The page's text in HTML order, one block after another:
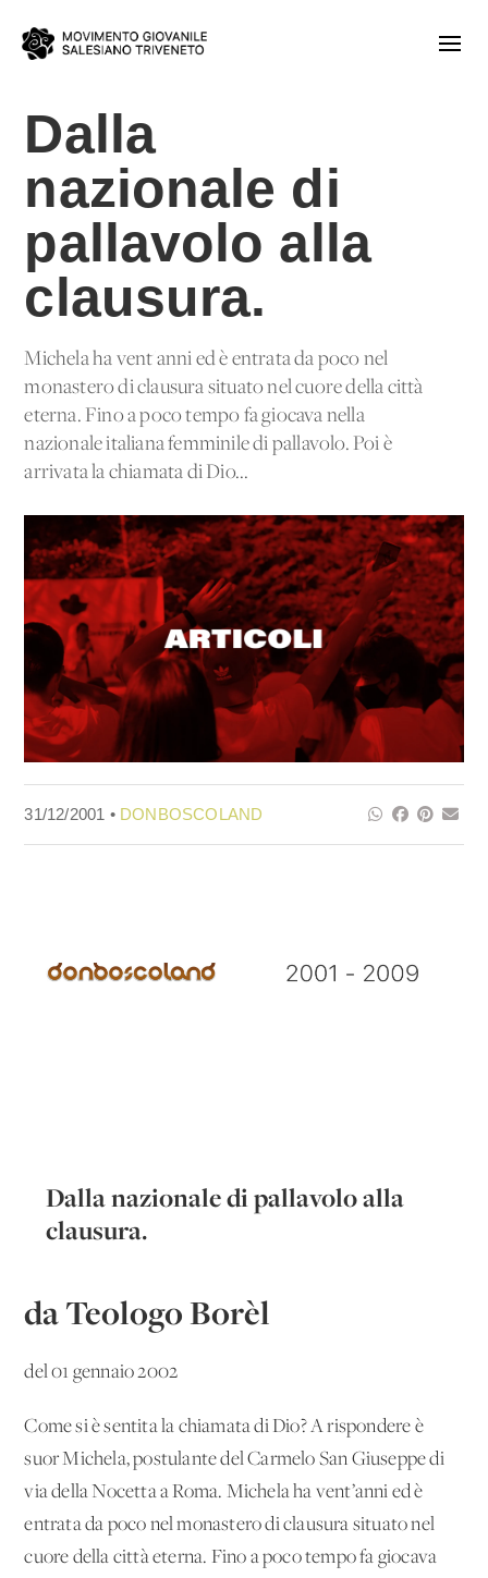
Dalla
nazionale di
pallavolo alla
clausura.
Michela ha vent'anni ed è entrata da poco nel
monastero di clausura situato nel cuore della città
eterna. Fino a poco tempo fa giocava nella
nazionale italiana femminile di pallavolo. Poi è
arrivata la chiamata di Dio...
31/12/2001 • DONBOSCOLAND
Dalla nazionale di pallavolo alla
clausura.
da Teologo Borèl
del 01 gennaio 2002
Come si è sentita la chiamata di Dio? A rispondere è
suor Michela, postulante del Carmelo San Giuseppe di
via della Nocetta a Roma. Michela ha vent’anni ed è
entrata da poco nel monastero di clausura situato nel
cuore della città eterna. Fino a poco tempo fa giocava